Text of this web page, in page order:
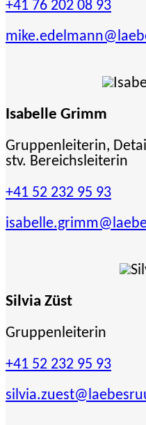
+41 76 202 08 93
mike.edelmann
Isabelle Grimm
Gruppenleiterin,
stv. Bereichsleiterin
+41 52 232 95 93
isabelle.grimm
Silvia Züst
Gruppenleiterin
+41 52 232 95 93
silvia.zuest